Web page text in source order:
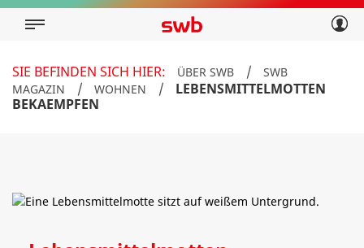
Privatkunden
Über swb
SIE BEFINDEN SICH HIER: ÜBER SWB /
SWB
MAGAZIN
/ WOHNEN /
LEBENSMITTELMOTTEN
BEKAEMPFEN